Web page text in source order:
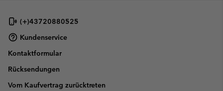
(+)43720880525
Kundenservice
Kontaktformular
Rücksendungen
Vom Kaufvertrag zurücktreten